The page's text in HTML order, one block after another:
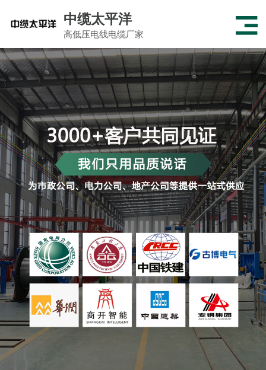
中缆太平洋
高低压电线电缆厂家